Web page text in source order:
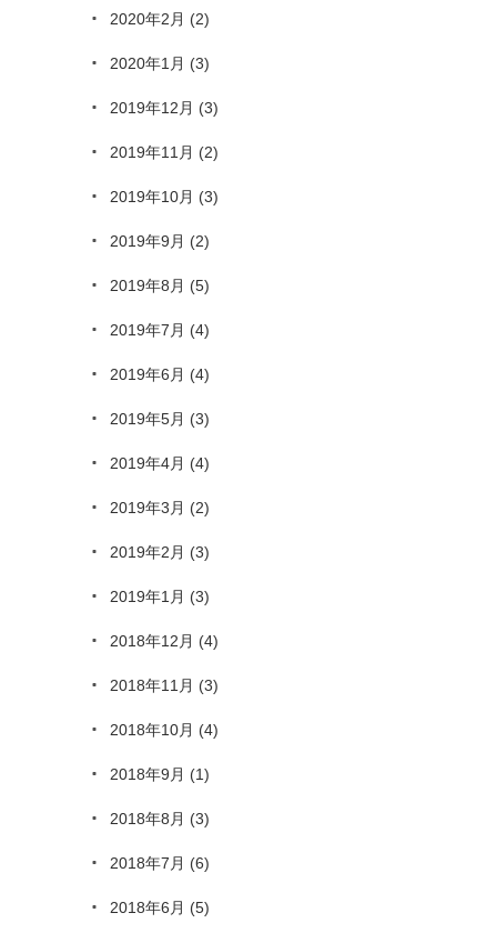
2020年2月 (2)
2020年1月 (3)
2019年12月 (3)
2019年11月 (2)
2019年10月 (3)
2019年9月 (2)
2019年8月 (5)
2019年7月 (4)
2019年6月 (4)
2019年5月 (3)
2019年4月 (4)
2019年3月 (2)
2019年2月 (3)
2019年1月 (3)
2018年12月 (4)
2018年11月 (3)
2018年10月 (4)
2018年9月 (1)
2018年8月 (3)
2018年7月 (6)
2018年6月 (5)